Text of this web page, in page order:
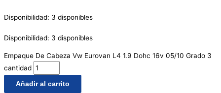
Disponibilidad: 3 disponibles
Disponibilidad: 3 disponibles
Empaque De Cabeza Vw Eurovan L4 1.9 Dohc 16v 05/10 Grado 3
cantidad
Añadir al carrito